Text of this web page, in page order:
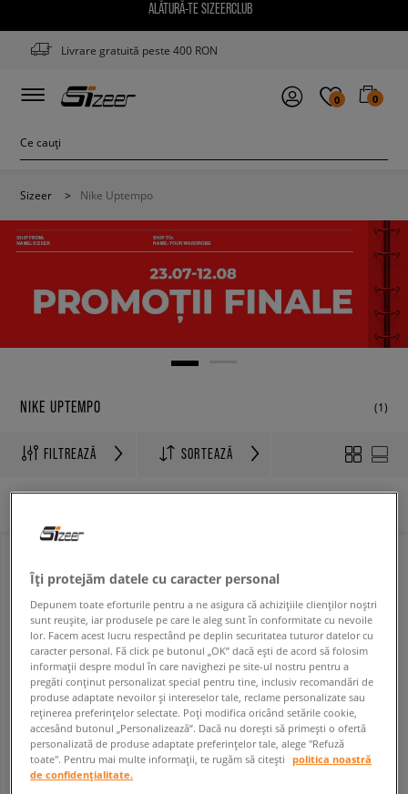
ALĂTURĂ-TE SIZEERCLUB
Livrare gratuită peste 400 RON
0 0
Sizeer > Nike Uptempo
NIKE UPTEMPO (1)
FILTREAZĂ SORTEAZĂ
NIKE AIR MORE UPTEMPO LOW
bărbați
689,99 RON
849,99 RON
Îți protejăm datele cu caracter personal
Depunem toate eforturile pentru a ne asigura că achizițiile clienților noștri
sunt reușite, iar produsele pe care le aleg sunt în conformitate cu nevoile
lor. Facem acest lucru respectând pe deplin securitatea tuturor datelor cu
caracter personal. Fă click pe butonul „OK” dacă ești de acord să folosim
informații despre modul în care navighezi pe site-ul nostru pentru a
pregăti conținut personalizat special pentru tine, inclusiv recomandări de
produse adaptate nevoilor și intereselor tale, reclame personalizate sau
reținerea preferințelor selectate. Poți modifica oricând setările cookie,
accesând butonul „Personalizează”. Dacă nu dorești să primești o ofertă
personalizată de produse adaptate preferințelor tale, alege "Refuză
toate". Pentru mai multe informații, te rugăm să citești
politica noastră
de confidențialitate.